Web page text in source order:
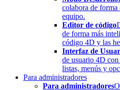
colabora de forma
equipo.
Editor de código
de forma más
código 4D y las
Interfaz de
de usuario 4D
listas, menús y
Para administradores
Para administradores